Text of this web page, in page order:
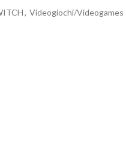
, Videogiochi/Videogames